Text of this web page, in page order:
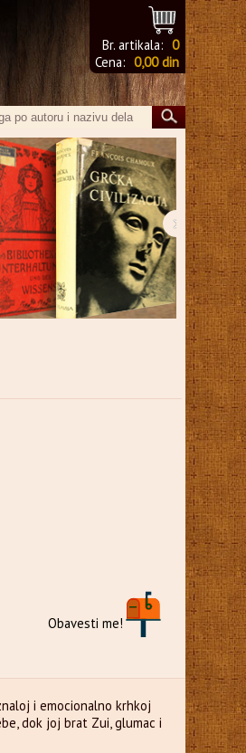
Br. artikala: 0
Cena: 0,00 din
›
Obavesti me!
i emocionalno krhkoj
dok joj brat Zui, glumac i